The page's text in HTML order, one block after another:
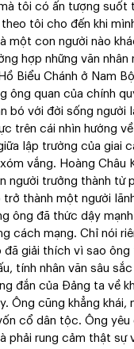
tôi có ấn tượng suốt
tôi cho đến khi
một con người nào
hợp những văn
Biểu Chánh ở Nam
ông quan của chính
bó với đời sống người
trên cái nhìn hướng
lập trường của giai
vắng. Hoàng Châu
người trưởng thành từ
thành một người
ông đã thức dậy
cách mạng. Chỉ nói
đã giải thích vì sao
tính nhân văn sâu
đắn của Đảng ta về
Ông cũng khẳng khái,
cổ dân tộc. Ông
phải rung cảm thật